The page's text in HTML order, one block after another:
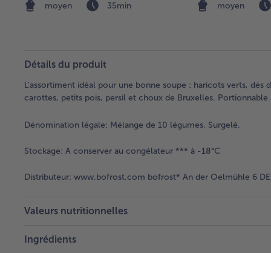
moyen 35min moyen
Détails du produit
L'assortiment idéal pour une bonne soupe : haricots verts,
carottes, petits pois, persil et choux de Bruxelles.
Dénomination légale: Mélange de 10 légumes. Surgelé.
Stockage: A conserver au congélateur *** à -18°C
Distributeur: www.bofrost.com bofrost* An der Oelmühle 6
Valeurs nutritionnelles
Ingrédients